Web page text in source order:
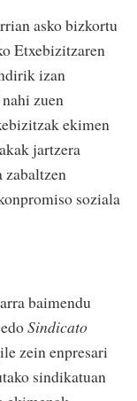
asko bizkortu
Etxebizitzaren
izan
zuen
ekimen
jartzera
zabaltzen
soziala
baimendu
edoSindicato
zein enpresari
sindikatuan